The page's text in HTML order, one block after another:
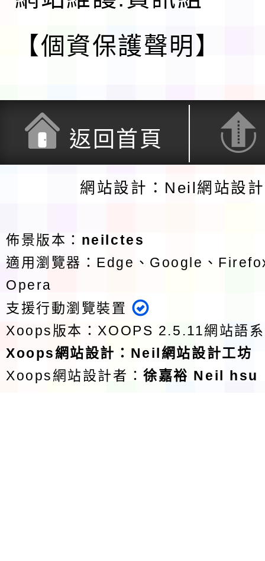
【個資保護聲明】
返回首頁
網站設計：Neil網站設
佈景版本： neilctes
適用瀏覽器：Edge、Google、
Opera
支援行動瀏覽裝置
Xoops版本：XOOPS 2.5.11網站語
Xoops網站設計 ： Neil網站設計工坊
Xoops網站設計者：徐嘉裕 Neil hsu